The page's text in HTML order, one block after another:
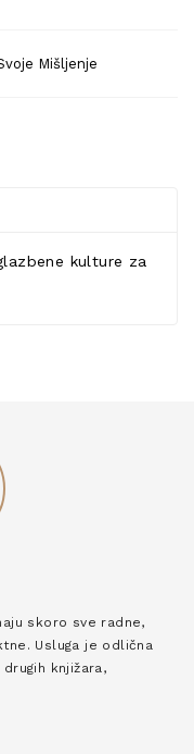
Mišljenje
kulture za
skoro sve radne,
Usluga je odlična
knjižara,